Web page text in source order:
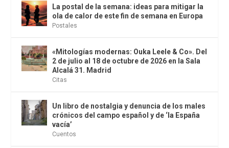
La postal de la semana: ideas para mitigar la
ola de calor de este fin de semana en Europa
Postales
«Mitologías modernas: Ouka Leele & Co». Del
2 de julio al 18 de octubre de 2026 en la Sala
Alcalá 31. Madrid
Citas
Un libro de nostalgia y denuncia de los males
crónicos del campo español y de ‘la España
vacía’
Cuentos